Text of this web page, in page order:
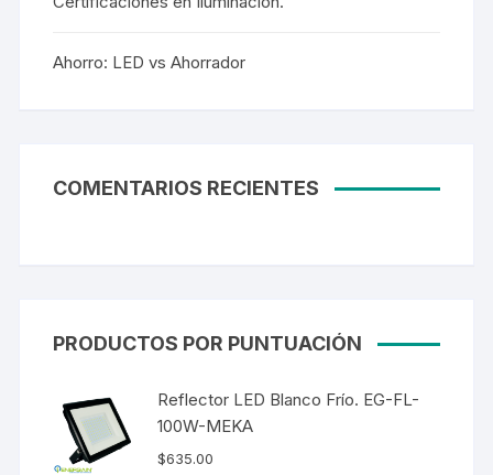
Ahorro: LED vs Ahorrador
COMENTARIOS RECIENTES
PRODUCTOS POR PUNTUACIÓN
Reflector LED Blanco Frío. EG-FL-
100W-MEKA
$635.00